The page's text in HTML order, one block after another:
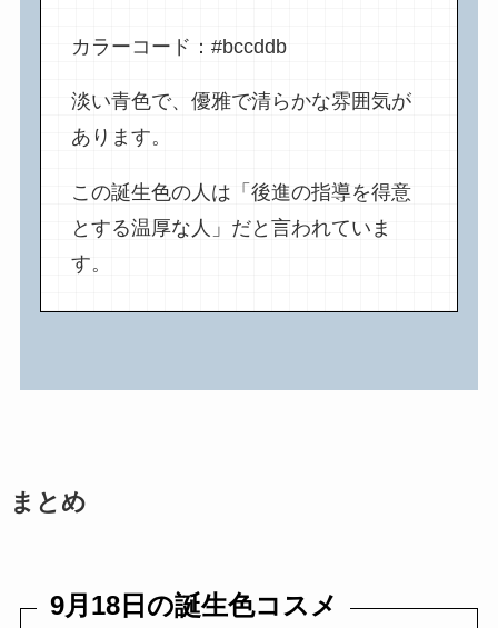
カラーコード：#bccddb
淡い青色で、優雅で清らかな雰囲気が
あります。
この誕生色の人は「後進の指導を得意
とする温厚な人」だと言われていま
す。
まとめ
9月18日の誕生色コスメ